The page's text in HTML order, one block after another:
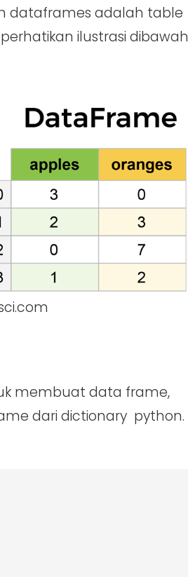
dataframes adalah table
ilustrasi dibawah
membuat data frame,
dari dictionary python.